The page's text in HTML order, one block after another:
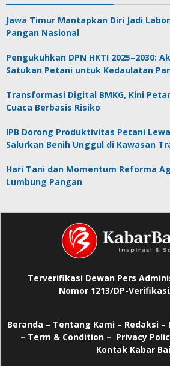
Jawa Timur Mantapkan Diri Jadi
Pangan Nasional
Pengukuhkan DPN HKTI 2025–2030:
Satukan Petani untuk Kedaulatan
Transformasi Digital BMKG, Kini
Cuaca Berbasis Risiko
IPB Dorong Produktivitas Petani
Salurkan Benih Unggul di Kawasan
Hari Tani dan Momentum Reforma
Lumbung Pangan
Terverifikasi Dewan Pers
Nomor 1213/DP-
Beranda – Tentang Kami – Redaksi –
– Term & Condition – Privacy
Kontak Kabar